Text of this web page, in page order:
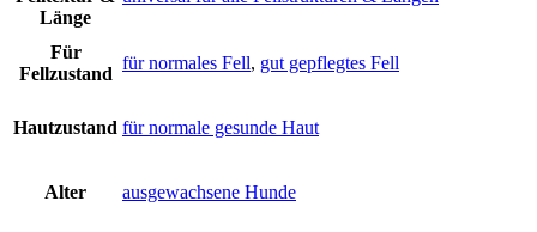
Länge
Für
Fellzustand
für normales Fell, gut gepflegtes Fell
Hautzustand für normale gesunde Haut
Alter ausgewachsene Hunde